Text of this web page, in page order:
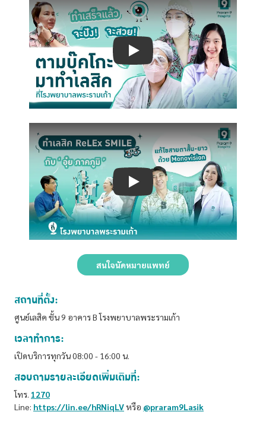
Play
Play
สนใจนัดหมายแพทย์
สถานที่ตั้ง:
ศูนย์เลสิค ชั้น 9 อาคาร B โรงพยาบาลพระรามเก้า
เวลาทำการ:
เปิดบริการทุกวัน 08:00 - 16:00 น.
สอบถามรายละเอียดเพิ่มเติมที่:
โทร. 1270
Line: https://lin.ee/hRNiqLVหรือ @praram9Lasik